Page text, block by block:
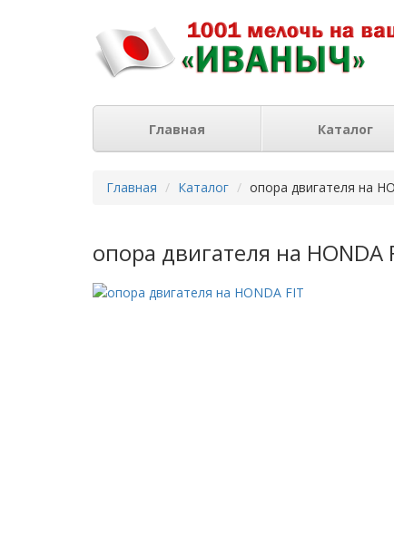
Главная Каталог
Главная Каталог опора двигателя на
опора двигателя на HONDA